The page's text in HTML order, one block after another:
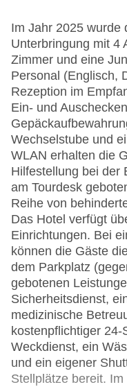
Im Jahr 2025 wurde
Unterbringung mit 4
Zimmer und eine
Personal (Englisch,
Rezeption im
Ein- und
Wechselstube und
WLAN erhalten die
Hilfestellung bei der
am Tourdesk
Reihe von
Das Hotel verfügt
Einrichtungen. Bei
können die Gäste
dem Parkplatz
gebotenen
Sicherheitsdienst,
medizinische
kostenpflichtiger
Weckdienst, ein
und ein eigener
Stellplätze bereit.